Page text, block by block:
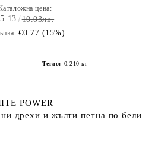
цена:
10.03лв.
€0.77 (15%)
Тегло: 0.210 кг
POWER
дрехи и жълти петна по бели